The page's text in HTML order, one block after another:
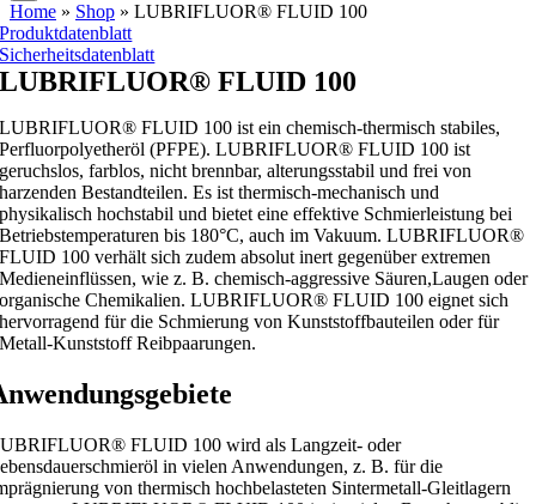
Home » Shop » LUBRIFLUOR® FLUID 100
Produktdatenblatt
Sicherheitsdatenblatt
LUBRIFLUOR® FLUID 100
LUBRIFLUOR® FLUID 100 ist ein chemisch-thermisch stabiles,
Perfluorpolyetheröl (PFPE). LUBRIFLUOR® FLUID 100 ist
geruchslos, farblos, nicht brennbar, alterungsstabil und frei von
harzenden Bestandteilen. Es ist thermisch-mechanisch und
physikalisch hochstabil und bietet eine effektive Schmierleistung bei
Betriebstemperaturen bis 180°C, auch im Vakuum. LUBRIFLUOR®
FLUID 100 verhält sich zudem absolut inert gegenüber extremen
Medieneinflüssen, wie z. B. chemisch-aggressive Säuren,Laugen oder
organische Chemikalien. LUBRIFLUOR® FLUID 100 eignet sich
hervorragend für die Schmierung von Kunststoffbauteilen oder für
Metall-Kunststoff Reibpaarungen.
FLUID 100 wird als Langzeit- oder
in vielen Anwendungen, z. B. für die
von thermisch hochbelasteten Sintermetall-Gleitlagern